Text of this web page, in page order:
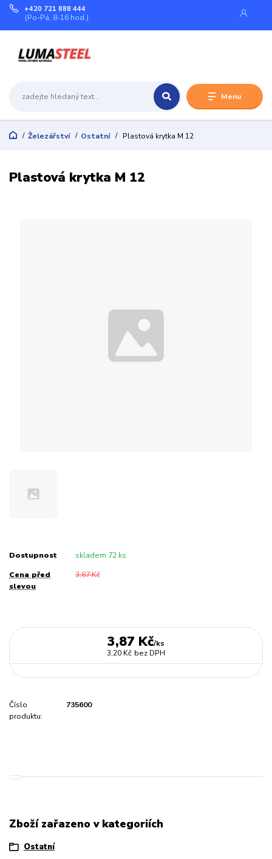
Menu
+420 721 888 444
(Po-Pá, 8-16 hod.)
Železářství Ostatní Plastová krytka M 12
Plastová krytka M 12
Dostupnost skladem 72 ks
Cena před
slevou
3,87 Kč
3,87 Kč/ks
3,20 Kč bez DPH
Číslo
produktu:
735600
Zboží zařazeno v kategoriích
Ostatní